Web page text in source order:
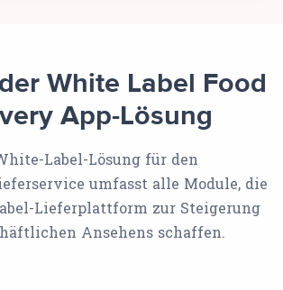
White Label Food
App-Lösung
Label-Lösung für den
umfasst alle Module, die
Lieferplattform zur Steigerung
Ansehens schaffen.